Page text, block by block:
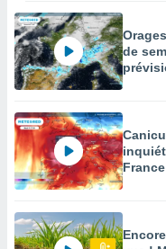
de